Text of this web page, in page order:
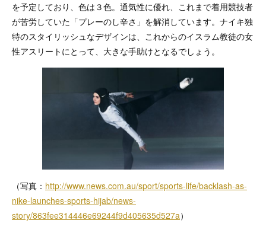
を予定しており、色は３色。通気性に優れ、これまで着用競技者
が苦労していた「プレーのし辛さ」を解消しています。ナイキ独
特のスタイリッシュなデザインは、これからのイスラム教徒の女
性アスリートにとって、大きな手助けとなるでしょう。
（写真： http://www.news.com.au/sport/sports-life/backlash-as-
nike-launches-sports-hijab/news-
story/863fee314446e69244f9d405635d527a）